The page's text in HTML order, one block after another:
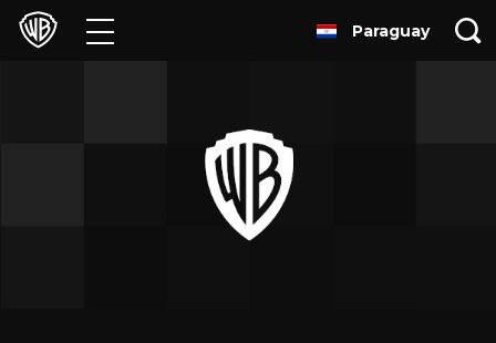
Películas
Juegos y Aplicaciones
Paraguay